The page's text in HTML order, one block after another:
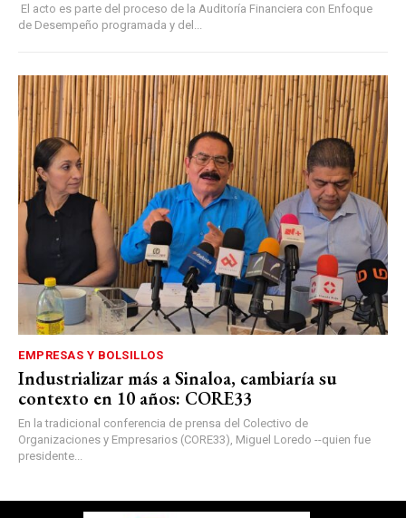
El acto es parte del proceso de la Auditoría Financiera con Enfoque
de Desempeño programada y del...
EMPRESAS Y BOLSILLOS
Industrializar más a Sinaloa, cambiaría su
contexto en 10 años: CORE33
En la tradicional conferencia de prensa del Colectivo de
Organizaciones y Empresarios (CORE33), Miguel Loredo --quien fue
presidente...